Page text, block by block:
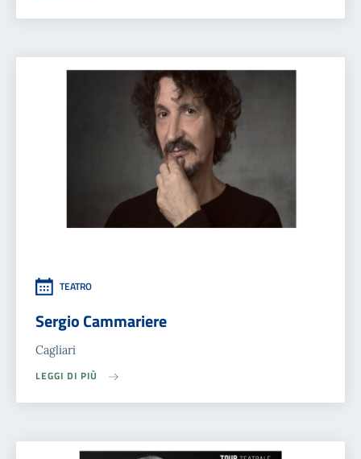
TEATRO
Sergio Cammariere
Cagliari
LEGGI DI PIÙ